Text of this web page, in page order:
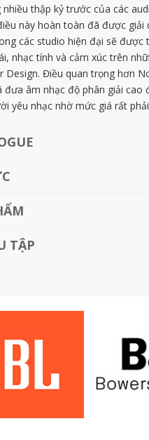
thập kỷ trước của các
này hoàn toàn đã được giải
các studio hiện đại sẽ được
nhạc tính và cảm xúc trên
Design. Điều quan trọng hơn
đưa âm nhạc độ phân giải cao
yêu nhạc nhờ mức giá rất
TẬP